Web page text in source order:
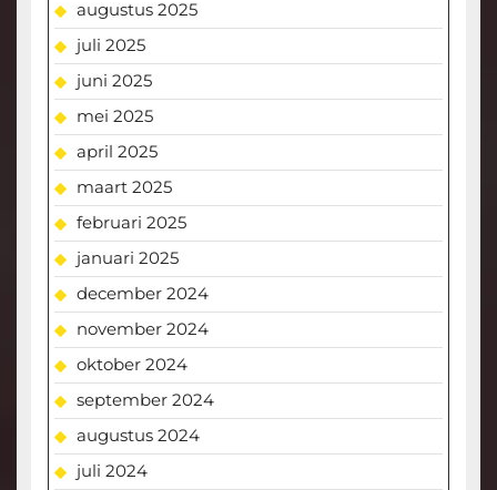
augustus 2025
juli 2025
juni 2025
mei 2025
april 2025
maart 2025
februari 2025
januari 2025
december 2024
november 2024
oktober 2024
september 2024
augustus 2024
juli 2024